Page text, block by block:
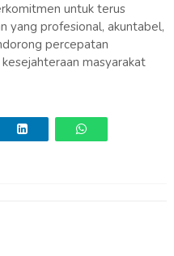
untuk terus
yang profesional, akuntabel,
percepatan
masyarakat